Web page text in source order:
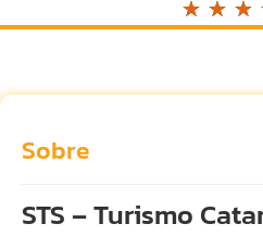
☆ ☆ ☆
Sobre
STS – Turismo